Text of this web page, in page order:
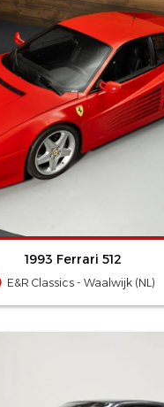
1993 Ferrari 512
E&R Classics - Waalwijk (NL)